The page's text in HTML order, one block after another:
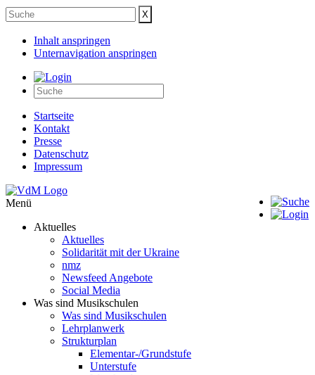
Inhalt anspringen
Unternavigation anspringen
Startseite
Kontakt
Presse
Datenschutz
Impressum
Menü
Aktuelles
Aktuelles
Solidarität mit der Ukraine
nmz
Newsfeed Angebote
Social Media
Was sind Musikschulen
Was sind Musikschulen
Lehrplanwerk
Strukturplan
Elementar-/Grundstufe
Unterstufe